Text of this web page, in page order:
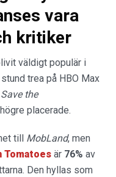
vara
kritiker
väldigt populär i
trea på HBO Max
the
högre placerade.
till MobLand, men
Tomatoes är 76% av
Den hyllas som